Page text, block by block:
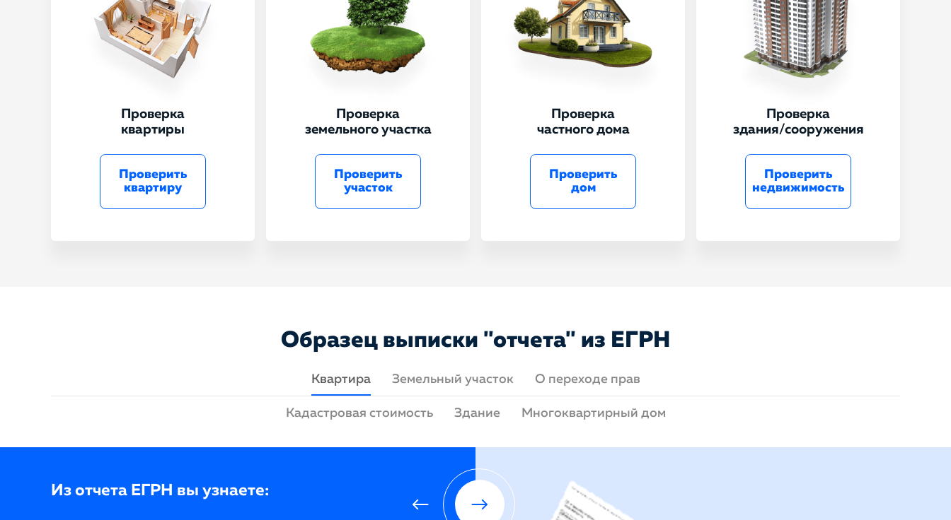
Проверка
квартиры
Проверить
квартиру
Проверка
земельного участка
Проверить
участок
Проверка
частного дома
Проверить
дом
Проверка
здания/сооружения
Проверить
недвижимость
Образец выписки "отчета" из ЕГРН
Квартира Земельный участок О переходе прав
Кадастровая стоимость Здание Многоквартирный дом
Из отчета ЕГРН вы узнаете: